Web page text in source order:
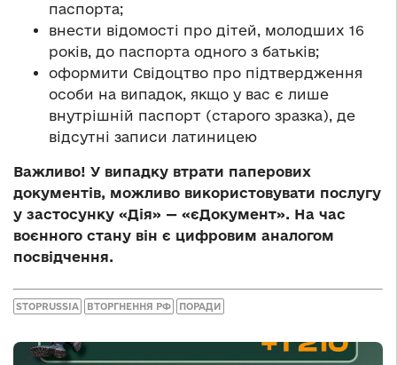
паспорта;
внести відомості про дітей, молодших 16
років, до паспорта одного з батьків;
оформити Свідоцтво про підтвердження
особи на випадок, якщо у вас є лише
внутрішній паспорт (старого зразка), де
відсутні записи латиницею
Важливо! У випадку втрати паперових
документів, можливо використовувати послугу
у застосунку «Дія» — «єДокумент». На час
воєнного стану він є цифровим аналогом
посвідчення.
STOPRUSSIA ВТОРГНЕННЯ РФ ПОРАДИ